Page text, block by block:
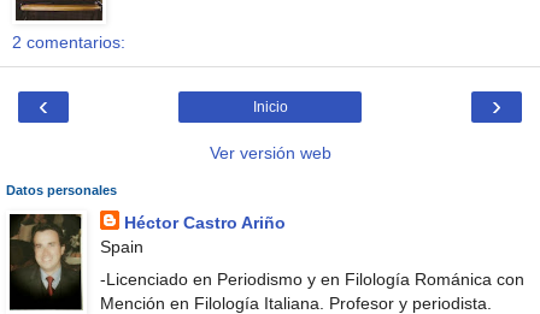
2 comentarios:
‹ ›
Inicio
Ver versión web
Datos personales
Héctor Castro Ariño
Spain
-Licenciado en Periodismo y en Filología Románica con
Mención en Filología Italiana. Profesor y periodista.